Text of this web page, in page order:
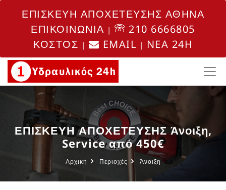
ΕΠΙΣΚΕΥΗ ΑΠΟΧΕΤΕΥΣΗΣ ΑΘΗΝΑ
ΕΠΙΚΟΙΝΩΝΙΑ |
210 6666805
ΚΟΣΤΟΣ | EMAIL | NEA 24H
ΕΠΙΣΚΕΥΗ ΑΠΟΧΕΤΕΥΣΗΣ Άνοιξη,
Service από 450€
Αρχική Περιοχές Άνοιξη